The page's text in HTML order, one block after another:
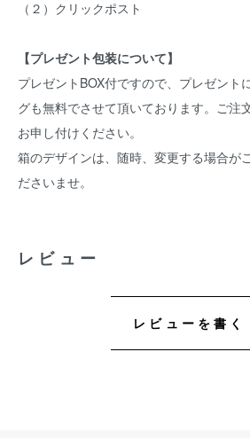
（２）クリックポスト
【プレゼント包装について】
プレゼントBOX付ですので、プレゼント
グも無料でさせて頂いております。ご注
お申し付けください。
箱のデザインは、随時、変更する場合が
ださいませ。
レビュー
レビューを書く